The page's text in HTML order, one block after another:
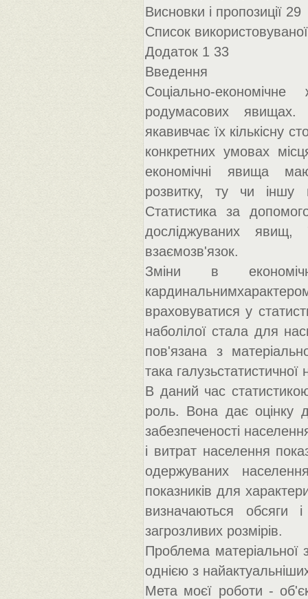
Висновки і пропозиції 29
Список
Додаток 1 33
Введення
Соціально-
родумасових
якавивчає їх кількісну
конкретних умовах
економічні явища
розвитку, ту чи іншу
Статистика за
досліджуваних явищ,
взаємозв'язок.
Зміни в
враховуватися у
наболілої стала для
пов'язана з
така
В даний час
роль. Вона дає оцінку
забезпеченості
і витрат населення
одержуваних
показників для
визначаються обсяги
загрозливих розмірів.
Проблема матеріальної
однією з
Мета моєї роботи -